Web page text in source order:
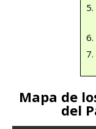
Mapa de
del